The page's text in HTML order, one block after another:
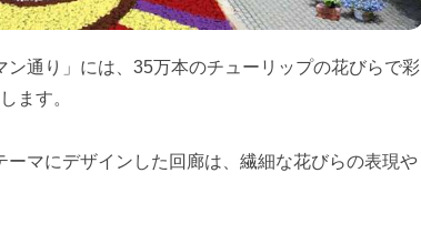
通り」には、35万本のチューリップの花びらで彩
ます。
マにデザインした回廊は、繊細な花びらの表現や